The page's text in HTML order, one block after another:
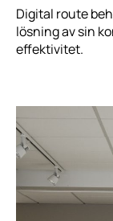
Digital route
lösning av sin
effektivitet.